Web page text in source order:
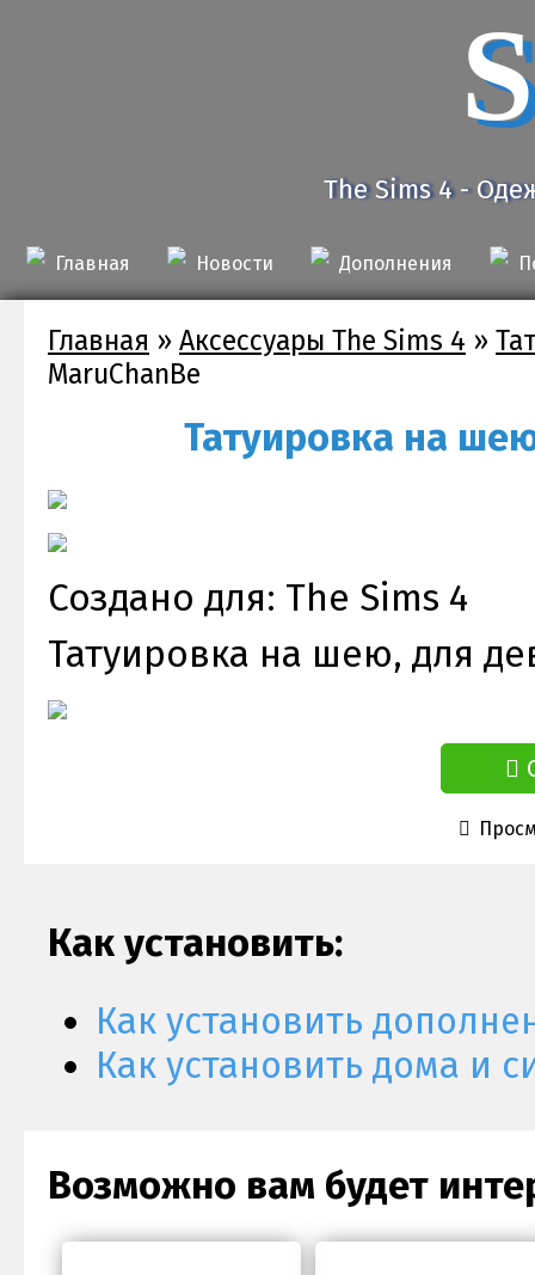
The Sims 4 -
Главная Новости Дополнения
Главная » Аксессуары The Sims 4 »
MaruChanBe
Татуировка на
Создано для: The Sims 4
Татуировка на шею, для
Как установить:
Как установить
Как установить дома и
Возможно вам будет